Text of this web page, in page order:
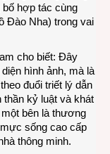
đá
trở
thành
Đại
hợp tác cùng
Đào Nha) trong vai
cho biết: Đây
hình ảnh, mà là
đuổi triết lý dẫn
thần kỷ luật và khát
bên là thương
sống cao cấp
thông minh.